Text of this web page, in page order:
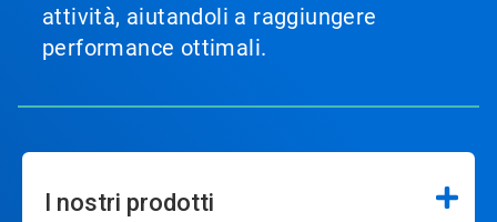
attività, aiutandoli a raggiungere
performance ottimali.
I nostri prodotti